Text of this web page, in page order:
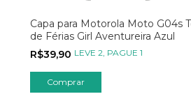
Capa para Motorola Moto G04s
de Férias Girl Aventureira Azul
R$39,90 LEVE 2, PAGUE 1
Comprar